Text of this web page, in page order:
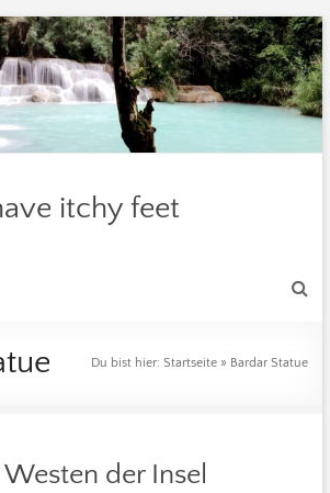
itchy feet
Du bist hier:Startseite » Bardar Statue
Westen der Insel